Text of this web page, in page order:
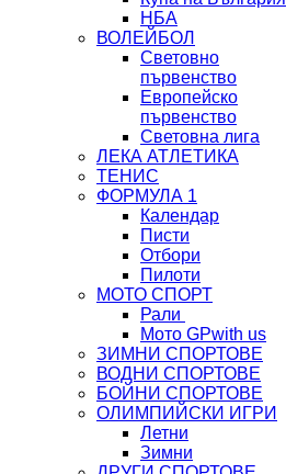
НБА
ВОЛЕЙБОЛ
Световно
първенство
Европейско
първенство
Световна лига
ЛЕКА АТЛЕТИКА
ТЕНИС
ФОРМУЛА 1
Календар
Писти
Отбори
Пилоти
МОТО СПОРТ
Рали
Мото GPwith us
ЗИМНИ СПОРТОВЕ
ВОДНИ СПОРТОВЕ
БОЙНИ СПОРТОВЕ
ОЛИМПИЙСКИ ИГРИ
Летни
Зимни